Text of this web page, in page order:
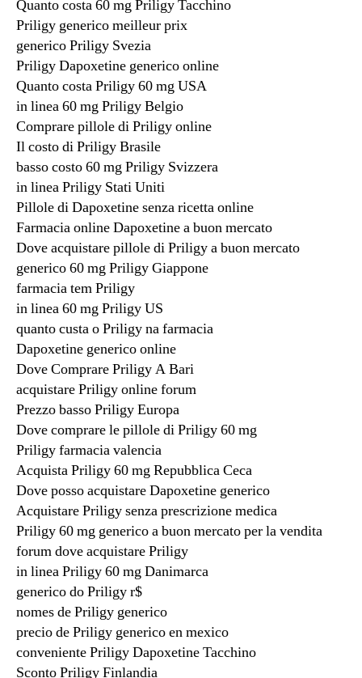
Quanto costa 60 mg Priligy Tacchino
Priligy generico meilleur prix
generico Priligy Svezia
Priligy Dapoxetine generico online
Quanto costa Priligy 60 mg USA
in linea 60 mg Priligy Belgio
Comprare pillole di Priligy online
Il costo di Priligy Brasile
basso costo 60 mg Priligy Svizzera
in linea Priligy Stati Uniti
Pillole di Dapoxetine senza ricetta online
Farmacia online Dapoxetine a buon mercato
Dove acquistare pillole di Priligy a buon mercato
generico 60 mg Priligy Giappone
farmacia tem Priligy
in linea 60 mg Priligy US
quanto custa o Priligy na farmacia
Dapoxetine generico online
Dove Comprare Priligy A Bari
acquistare Priligy online forum
Prezzo basso Priligy Europa
Dove comprare le pillole di Priligy 60 mg
Priligy farmacia valencia
Acquista Priligy 60 mg Repubblica Ceca
Dove posso acquistare Dapoxetine generico
Acquistare Priligy senza prescrizione medica
Priligy 60 mg generico a buon mercato per la vendita
forum dove acquistare Priligy
in linea Priligy 60 mg Danimarca
generico do Priligy r$
nomes de Priligy generico
precio de Priligy generico en mexico
conveniente Priligy Dapoxetine Tacchino
Sconto Priligy Finlandia